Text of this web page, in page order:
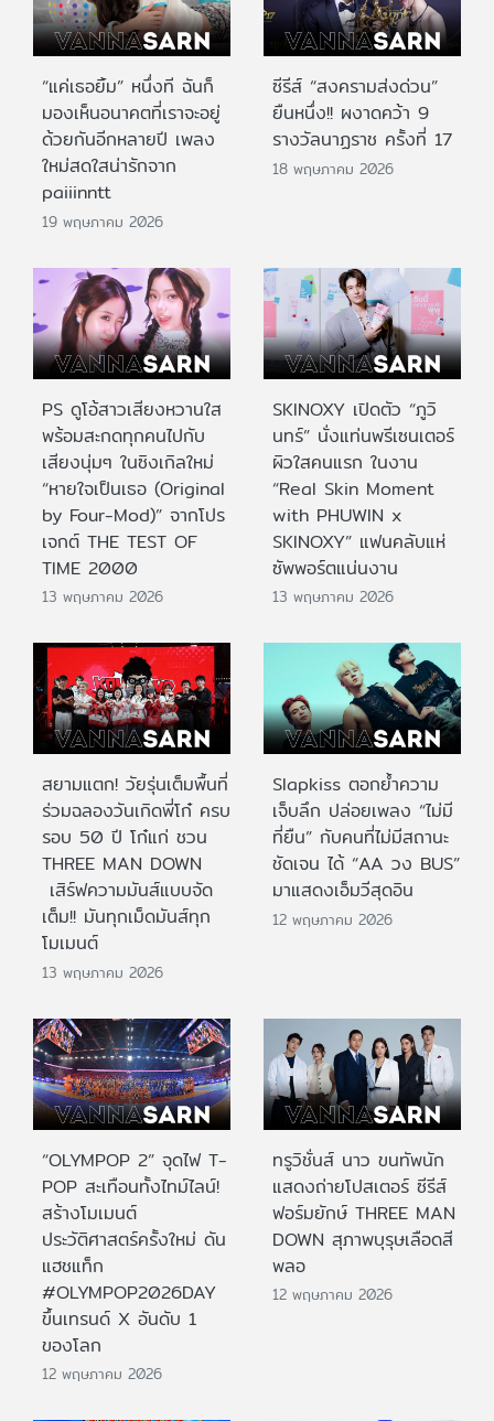
“แค่เธอยิ้ม” หนึ่งที ฉันก็
มองเห็นอนาคตที่เราจะอยู่
ด้วยกันอีกหลายปี เพลง
ใหม่สดใสน่ารักจาก
paiiinntt
19 พฤษภาคม 2026
ซีรีส์ “สงครามส่งด่วน”
ยืนหนึ่ง!! ผงาดคว้า 9
รางวัลนาฏราช ครั้งที่ 17
18 พฤษภาคม 2026
PS ดูโอ้สาวเสียงหวานใส
พร้อมสะกดทุกคนไปกับ
เสียงนุ่มๆ ในซิงเกิลใหม่
“หายใจเป็นเธอ (Original
by Four-Mod)” จากโปร
เจกต์ THE TEST OF
TIME 2000
13 พฤษภาคม 2026
SKINOXY เปิดตัว “ภูวิ
นทร์” นั่งแท่นพรีเซนเตอร์
ผิวใสคนแรก ในงาน
“Real Skin Moment
with PHUWIN x
SKINOXY” แฟนคลับแห่
ซัพพอร์ตแน่นงาน
13 พฤษภาคม 2026
สยามแตก! วัยรุ่นเต็มพื้นที่
ร่วมฉลองวันเกิดพี่โก๋ ครบ
รอบ 50 ปี โก๋แก่ ชวน
THREE MAN DOWN
เสิร์ฟความมันส์แบบจัด
เต็ม!! มันทุกเม็ดมันส์ทุก
โมเมนต์
13 พฤษภาคม 2026
Slapkiss ตอกย้ำความ
เจ็บลึก ปล่อยเพลง “ไม่มี
ที่ยืน” กับคนที่ไม่มีสถานะ
ชัดเจน ได้ “AA วง BUS”
มาแสดงเอ็มวีสุดอิน
12 พฤษภาคม 2026
“OLYMPOP 2” จุดไฟ T-
POP สะเทือนทั้งไทม์ไลน์!
สร้างโมเมนต์
ประวัติศาสตร์ครั้งใหม่ ดัน
แฮชแท็ก
#OLYMPOP2026DAY
ขึ้นเทรนด์ X อันดับ 1
ของโลก
12 พฤษภาคม 2026
ทรูวิชั่นส์ นาว ขนทัพนัก
แสดงถ่ายโปสเตอร์ ซีรีส์
ฟอร์มยักษ์ THREE MAN
DOWN สุภาพบุรุษเลือดสี
พลอ
12 พฤษภาคม 2026